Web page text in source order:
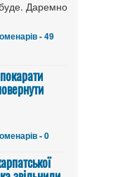
буде. Даремно
- 49
- 0